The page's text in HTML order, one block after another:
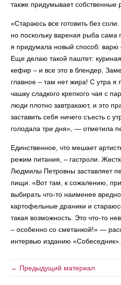
также придумывает собственные
«Стараюсь все готовить без
но поскольку вареная рыба сама
я придумала новый способ: варю
Еще делаю такой паштет: куриная
кефир – и все это в блендер.
главное – там нет жира! С утра я
чашку сладкого крепкого чая с
люди плотно завтракают, и это
заставить себя ничего съесть с
голодала три дня», — отметила
Единственное, что мешает
режим питания, – гастроли.
Людмилы Петровны заставляет
пищи. «Вот там, к сожалению,
выбирать что-то наименее
картофельные драники и
такая возможность. Это что-то
– особенно со сметанкой!» —
интервью изданию «Собеседник».
← Предыдущий материал